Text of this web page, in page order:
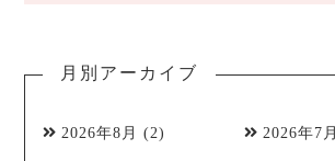
月別アーカイブ
2026年8月 (2) 2026年7月